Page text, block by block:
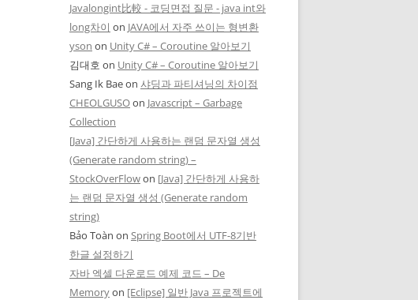
Javalongint比較 - 코딩면접 질문 - java int와
long차이 on JAVA에서 자주 쓰이는 형변환
yson on Unity C# – Coroutine 알아보기
김대호 on Unity C# – Coroutine 알아보기
Sang Ik Baeon 샤딩과 파티셔닝의 차이점
CHEOLGUSOon Javascript – Garbage
Collection
[Java] 간단하게 사용하는 랜덤 문자열 생성
(Generate random string) –
StockOverFlowon [Java] 간단하게 사용하
는 랜덤 문자열 생성 (Generate random
string)
Bảo Toàn on Spring Boot에서 UTF-8기반
한글 설정하기
자바 엑셀 다운로드 예제 코드 – De
Memoryon [Eclipse] 일반 Java 프로젝트에